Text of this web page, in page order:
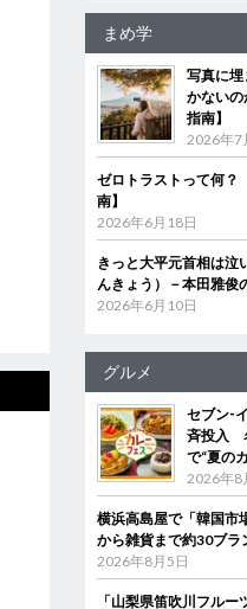
まめ学
写真に埋
かない
指南】
2026年7
ゼロトラストって何
南】
2026年6月18日
きっと大平元首相は
んきょう）－本田雅俊
2026年6月10日
グルメ
セブン‐
斉投入
で“夏の
2026年8
横浜高島屋で「韓国
から雑貨まで約30ブラ
2026年8月5日
「山梨県笛吹川フル